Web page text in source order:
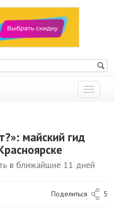
Показать
меню
майский гид
в ближайшие 11 дней
Поделиться 5